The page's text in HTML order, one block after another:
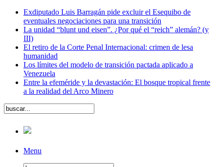
Exdiputado Luis Barragán pide excluir el Esequibo de
eventuales negociaciones para una transición
La unidad “blunt und eisen”. ¿Por qué el “reich” alemán? (y
III)
El retiro de la Corte Penal Internacional: crimen de lesa
humanidad
Los límites del modelo de transición pactada aplicado a
Venezuela
Entre la efeméride y la devastación: El bosque tropical frente
a la realidad del Arco Minero
Menu